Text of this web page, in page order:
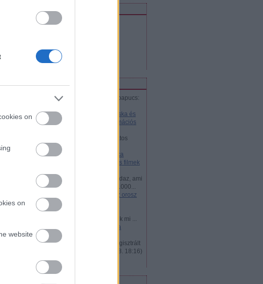
on
on
website
Feedek
RSS 2.0
Friss topikok
marlechka:
@pipacsaripacspapucs:
(2018.01.26. 14:51
Cseburáska és
Krokodil Géna - Az orosz animációs
Nemtudomka csodálatos
kalandjai volt életem első...
(2016.12.24. 03:21
Nyeznajka
kalandjai - az orosz animációs filmek
Zsolt Dubovánszky:
Ime mindaz, ami
kell az orosz vizumhoz www.1000...
Mi kell az orosz
vízumhoz?
dohog:Az ukran látnok
Hruscsov,megmondta: leszünk mi ...
50 éves a
Hruscsov-anekdota
DXN:VKontakte 200 millió regisztrált
2013.05.18. 18:16)
Hogyan keresi az orosz?